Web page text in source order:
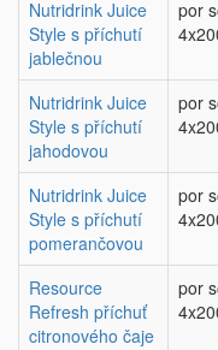
Nutridrink Juice
Style s příchutí
jablečnou
por
Nutridrink Juice
Style s příchutí
jahodovou
por
Nutridrink Juice
Style s příchutí
pomerančovou
por
Resource
Refresh příchuť
citronového čaje
por